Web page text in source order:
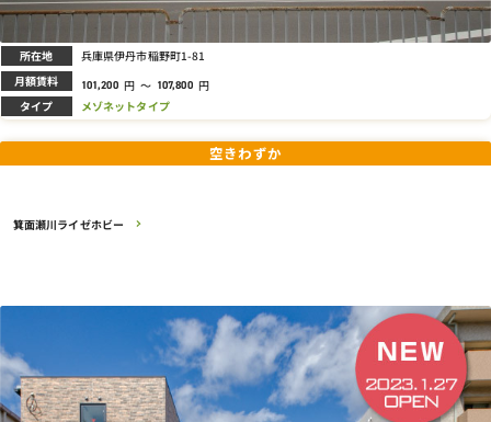
所在地 兵庫県伊丹市稲野町1-81
月額賃料 101,200 円 ～ 107,800 円
タイプ メゾネットタイプ
箕面瀬川ライゼホビー
空きわずか